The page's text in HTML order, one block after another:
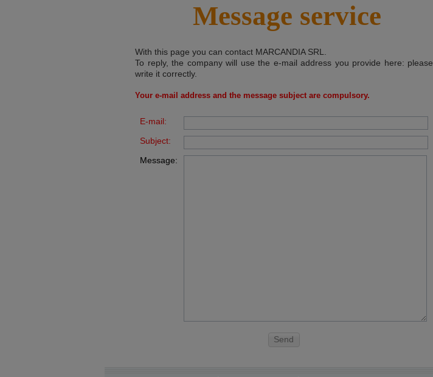
Message service
With this page you can contact MARCANDIA SRL
To reply, the company will use the e-mail address you provide here: please
write it correctly.
Your e-mail address and the message subject are compulsory.
E-mail:
Subject:
Message:
Send